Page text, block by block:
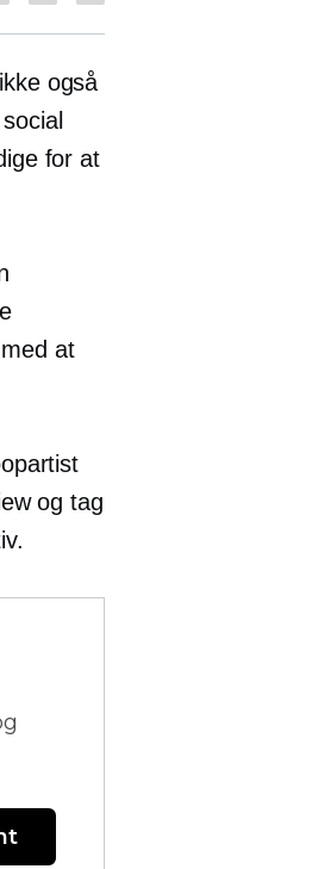
også
for at
at
og tag